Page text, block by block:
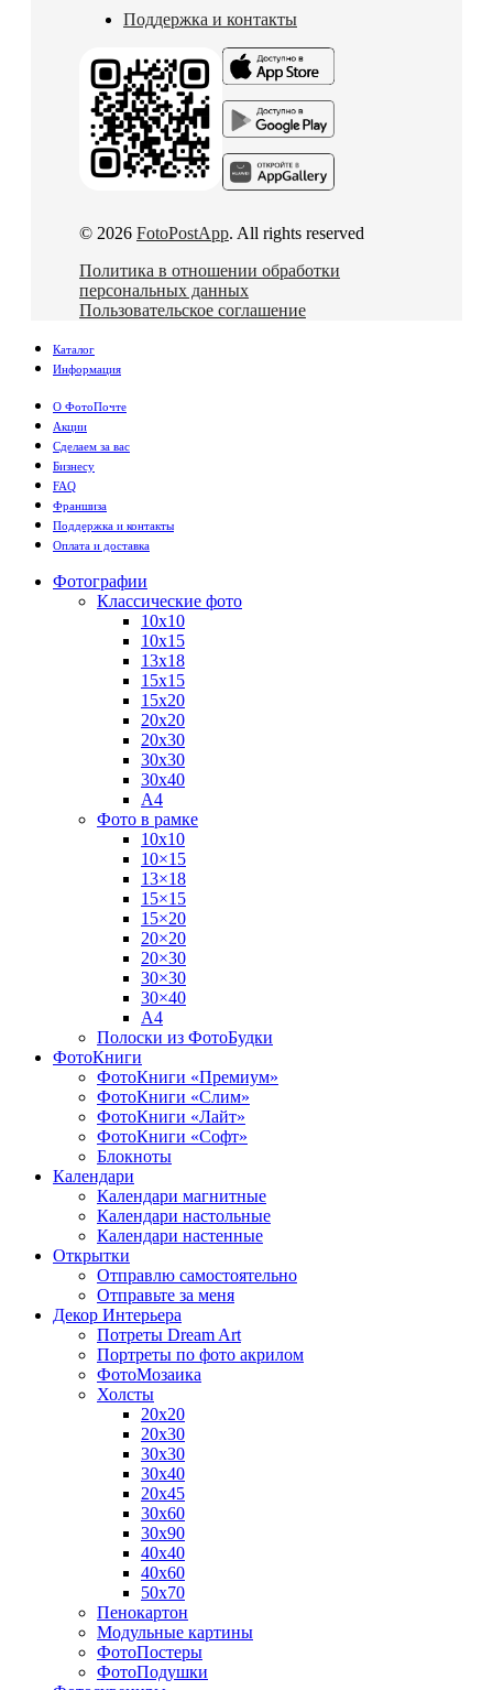
Поддержка и контакты
© 2026 FotoPostApp. All rights reserved
Политика в отношении обработки
персональных данных
Пользовательское соглашение
Каталог
Информация
О ФотоПочте
Акции
Сделаем за вас
Бизнесу
FAQ
Франшиза
Поддержка и контакты
Оплата и доставка
Фотографии
Классические фото
10х10
10х15
13х18
15х15
15х20
20х20
20х30
30х30
30х40
А4
Фото в рамке
10х10
10×15
13×18
15×15
15×20
20×20
20×30
30×30
30×40
A4
Полоски из ФотоБудки
ФотоКниги
ФотоКниги «Премиум»
ФотоКниги «Слим»
ФотоКниги «Лайт»
ФотоКниги «Софт»
Блокноты
Календари
Календари магнитные
Календари настольные
Календари настенные
Открытки
Отправлю самостоятельно
Отправьте за меня
Декор Интерьера
Потреты Dream Art
Портреты по фото акрилом
ФотоМозаика
Холсты
20х20
20х30
30х30
30х40
20х45
30х60
30х90
40х40
40х60
50х70
Пенокартон
Модульные картины
ФотоПостеры
ФотоПодушки